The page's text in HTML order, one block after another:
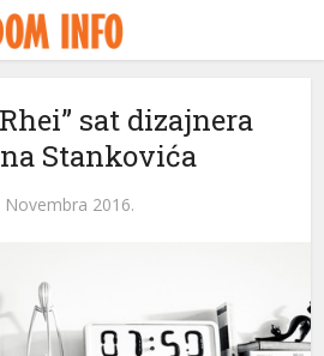
sat dizajnera
Stankovića
Novembra 2016.